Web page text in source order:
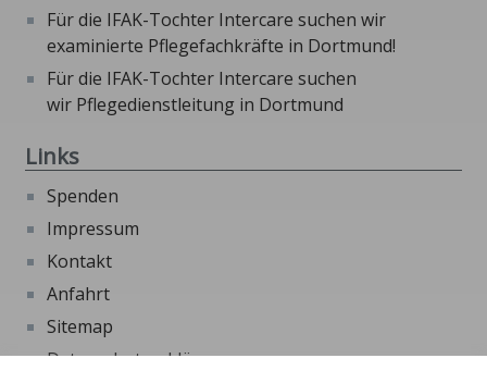
Für die IFAK-Tochter Intercare suchen wir
examinierte Pflegefachkräfte in Dortmund!
Für die IFAK-Tochter Intercare suchen
wir Pflegedienstleitung in Dortmund
Links
Spenden
Impressum
Kontakt
Anfahrt
Sitemap
Datenschutzerklärung